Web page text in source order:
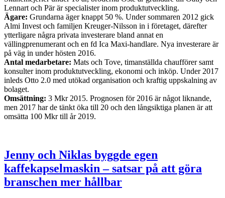
Lennart och Pär är specialister inom produktutveckling.
Ägare: Grundarna äger knappt 50 %. Under sommaren 2012 gick
Almi Invest och familjen Kreuger-Nilsson in i företaget, därefter
ytterligare några privata investerare bland annat en
vällingprenumerant och en fd Ica Maxi-handlare. Nya investerare är
på väg in under hösten 2016.
Antal medarbetare: Mats och Tove, timanställda chaufförer samt
konsulter inom produktutveckling, ekonomi och inköp. Under 2017
inleds Otto 2.0 med utökad organisation och kraftig uppskalning av
bolaget.
Omsättning: 3 Mkr 2015. Prognosen för 2016 är något liknande,
men 2017 har de tänkt öka till 20 och den långsiktiga planen är att
omsätta 100 Mkr till år 2019.
Jenny och Niklas byggde egen
kaffekapselmaskin – satsar på att göra
branschen mer hållbar